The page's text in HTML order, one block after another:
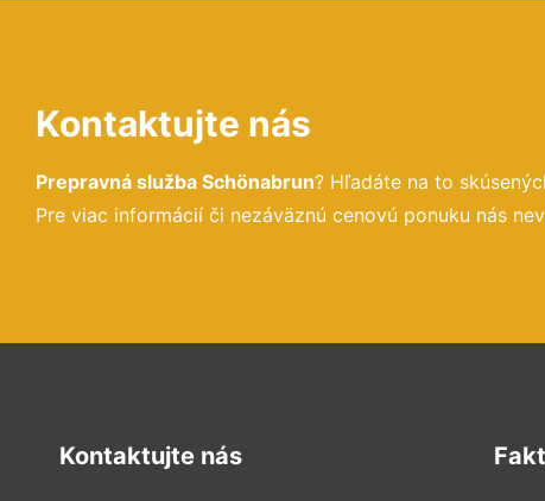
Kontaktujte nás
Prepravná služba Schönabrun? Hľadáte na to
Pre viac informácií či nezáväznú cenovú ponuku nás
Kontaktujte nás